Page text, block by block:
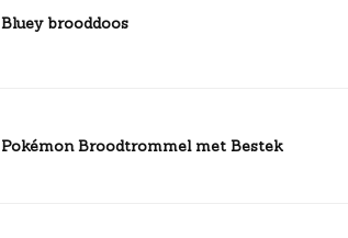
Bluey brooddoos
Pokémon Broodtrommel met Bestek